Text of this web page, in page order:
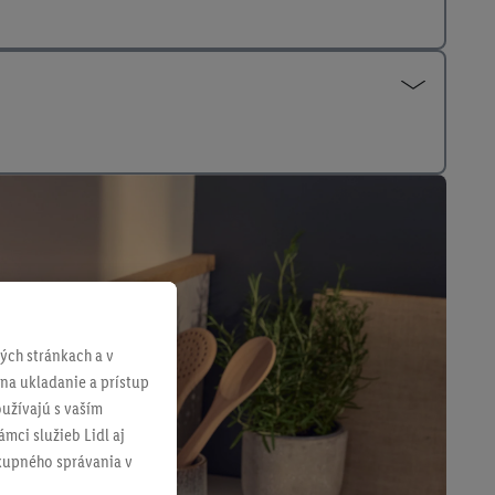
stránkach a v
ukladanie a prístup
s vaším
služieb Lidl aj
správania v